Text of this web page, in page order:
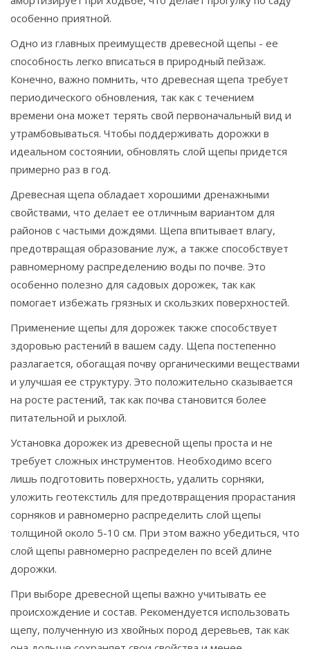
особенно приятной.
Одно из главных преимуществ древесной щепы - ее
способность легко вписаться в природный пейзаж.
Конечно, важно помнить, что древесная щепа требует
периодического обновления, так как с течением
времени она может терять свой первоначальный вид и
утрамбовываться. Чтобы поддерживать дорожки в
идеальном состоянии, обновлять слой щепы придется
примерно раз в год.
Древесная щепа обладает хорошими дренажными
свойствами, что делает ее отличным вариантом для
районов с частыми дождями. Щепа впитывает влагу,
предотвращая образование луж, а также способствует
равномерному распределению воды по почве. Это
особенно полезно для садовых дорожек, так как
помогает избежать грязных и скользких поверхностей.
Применение щепы для дорожек также способствует
здоровью растений в вашем саду. Щепа постепенно
разлагается, обогащая почву органическими веществами
и улучшая ее структуру. Это положительно сказывается
на росте растений, так как почва становится более
питательной и рыхлой.
Установка дорожек из древесной щепы проста и не
требует сложных инструментов. Необходимо всего
лишь подготовить поверхность, удалить сорняки,
уложить геотекстиль для предотвращения прорастания
сорняков и равномерно распределить слой щепы
толщиной около 5-10 см. При этом важно убедиться, что
слой щепы равномерно распределен по всей длине
дорожки.
При выборе древесной щепы важно учитывать ее
происхождение и состав. Рекомендуется использовать
щепу, полученную из хвойных пород деревьев, так как